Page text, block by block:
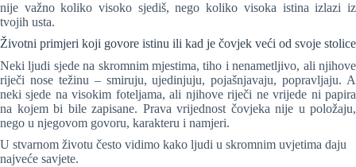
nije važno koliko visoko sjediš, nego koliko visoka istina izlazi iz
tvojih usta.
Životni primjeri koji govore istinu ili kad je čovjek veći od svoje stolice
Neki ljudi sjede na skromnim mjestima, tiho i nenametljivo, ali njihove
riječi nose težinu – smiruju, ujedinjuju, pojašnjavaju, popravljaju. A
neki sjede na visokim foteljama, ali njihove riječi ne vrijede ni papira
na kojem bi bile zapisane. Prava vrijednost čovjeka nije u položaju,
nego u njegovom govoru, karakteru i namjeri.
U stvarnom životu često vidimo kako ljudi u skromnim uvjetima daju
najveće savjete.